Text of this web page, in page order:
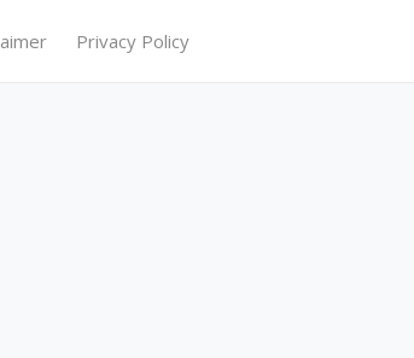
Privacy Policy